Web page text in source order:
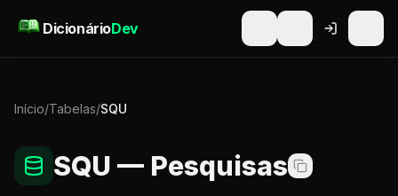
DicionárioDev
Início/Tabelas/SQU
SQU — Pesquisas